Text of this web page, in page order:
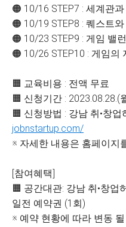
🟠 10/16 STEP7 : 세계관
🟠 10/19 STEP8 : 퀘스트
🟠 10/23 STEP9 : 게임 밸
🟠 10/26 STEP10 : 게임의
🟧 교육비용 : 전액 무료
🟧 신청기간 : 2023.08.28.(
🟧 신청방법 : 강남 취•창업
jobnstartup.com/
※ 자세한 내용은 홈페이지
[참여혜택]
🟧 공간대관: 강남 취•창업
일전 예약권 (1회)
※ 예약 현황에 따라 변동